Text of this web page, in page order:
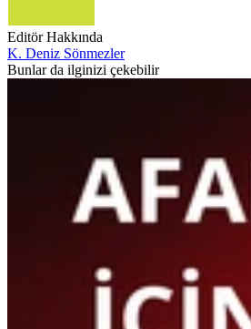
Editör Hakkında
K. Deniz Sönmezler
Bunlar da ilginizi çekebilir